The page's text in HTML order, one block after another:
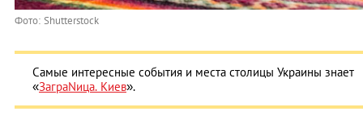
Фото: Shutterstock
Самые интересные события и места столицы Украины знает
«ЗаграNица. Киев».